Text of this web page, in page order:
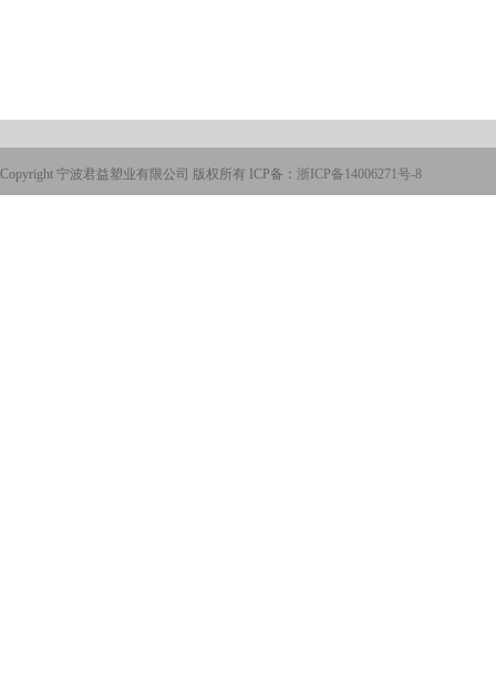
Copyright 宁波君益塑业有限公司 版权所有 ICP备： 浙ICP备14006271号-8